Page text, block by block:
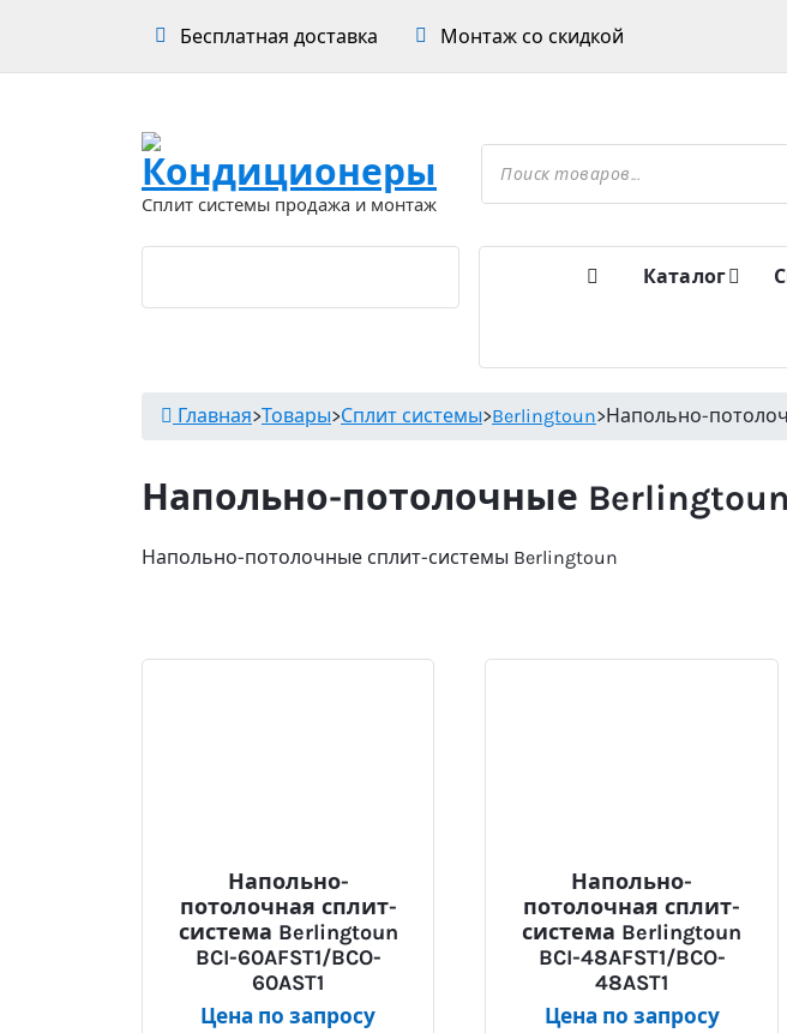
содержимому
Бесплатная доставка Монтаж со скидкой
Сплит системы продажа и монтаж
Поиск
товаров
Каталог
Главная>Товары>Сплит системы>Berlingtoun>Напольно-
Напольно-потолочные Berlingtoun
Напольно-потолочные сплит-системы Berlingtoun
Напольно-
потолочная сплит-
система Berlingtoun
BCI-60AFST1/BCO-
60AST1
Цена по запросу
Напольно-
потолочная сплит-
система Berlingtoun
BCI-48AFST1/BCO-
48AST1
Цена по запросу